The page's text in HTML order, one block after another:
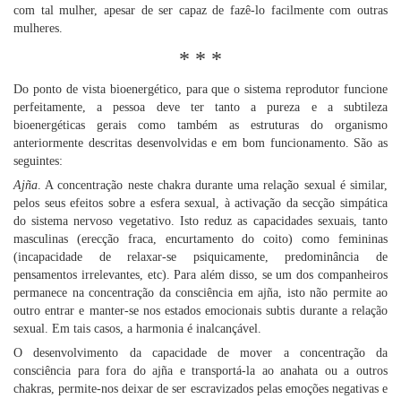
com tal mulher, apesar de ser capaz de fazê-lo facilmente com outras
mulheres.
* * *
Do ponto de vista bioenergético, para que o sistema reprodutor funcione
perfeitamente, a pessoa deve ter tanto a pureza e a subtileza
bioenergéticas gerais como também as estruturas do organismo
anteriormente descritas desenvolvidas e em bom funcionamento. São as
seguintes:
Ajña. A concentração neste chakra durante uma relação sexual é similar,
pelos seus efeitos sobre a esfera sexual, à activação da secção simpática
do sistema nervoso vegetativo. Isto reduz as capacidades sexuais, tanto
masculinas (erecção fraca, encurtamento do coito) como femininas
(incapacidade de relaxar-se psiquicamente, predominância de
pensamentos irrelevantes, etc). Para além disso, se um dos companheiros
permanece na concentração da consciência em ajña, isto não permite ao
outro entrar e manter-se nos estados emocionais subtis durante a relação
sexual. Em tais casos, a harmonia é inalcançável.
O desenvolvimento da capacidade de mover a concentração da
consciência para fora do ajña e transportá-la ao anahata ou a outros
chakras, permite-nos deixar de ser escravizados pelas emoções negativas e